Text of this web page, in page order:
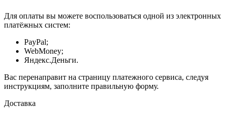
Для оплаты вы можете воспользоваться одной из электронных
платёжных систем:
PayPal;
WebMoney;
Яндекс.Деньги.
Вас перенаправит на страницу платежного сервиса, следуя
инструкциям, заполните правильную форму.
Доставка